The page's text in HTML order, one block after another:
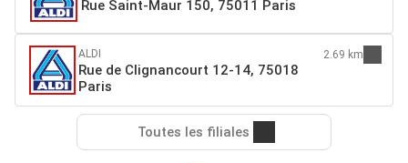
Rue Saint-Maur 150, 75011 Paris
ALDI
Rue de Clignancourt 12-14, 75018
Paris
2.69 km
Toutes les filiales